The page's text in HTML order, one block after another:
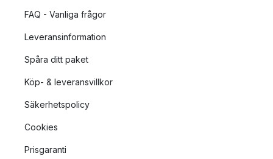
FAQ - Vanliga frågor
Leveransinformation
Spåra ditt paket
Köp- & leveransvillkor
Säkerhetspolicy
Cookies
Prisgaranti